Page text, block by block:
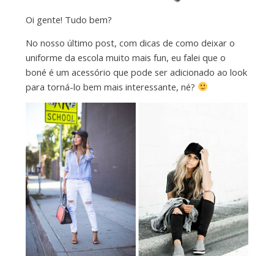
Oi gente! Tudo bem?
No nosso último post, com dicas de como deixar o
uniforme da escola muito mais fun, eu falei que o
boné é um acessório que pode ser adicionado ao look
para torná-lo bem mais interessante, né?